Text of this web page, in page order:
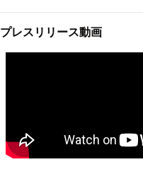
プレスリリース動画